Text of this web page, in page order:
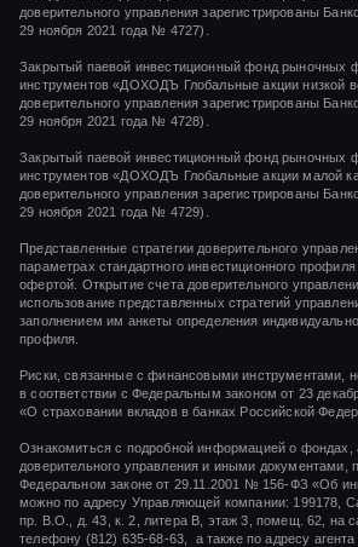
доверительного управления зарегистрированы
29 ноября 2021 года № 4727).
Закрытый паевой инвестиционный фонд рыночных
инструментов«ДОХОДЪ Глобальные акции низкой
доверительного управления зарегистрированы
29 ноября 2021 года № 4728).
Закрытый паевой инвестиционный фонд рыночных
инструментов«ДОХОДЪ Глобальные акции малой
доверительного управления зарегистрированы
29 ноября 2021 года № 4729).
Представленные стратегии доверительного
параметрах стандартного инвестиционного
офертой. Открытие счета доверительного
использование представленных стратегий
заполнением им анкеты определения
профиля.
Риски, связанные с финансовыми инструментами,
в соответствии с Федеральным законом от 23
«О страховании вкладов в банках Российской
Ознакомиться с подробной информацией о фондах,
доверительного управления и иными документами,
Федеральном законе от 29.11.2001 № 156-ФЗ «Об
можно по адресу Управляющей компании: 199178,
пр. В.О., д. 43, к. 2, литера В, этаж 3, помещ. 62, на
телефону (812) 635-68-63, а также по адресу